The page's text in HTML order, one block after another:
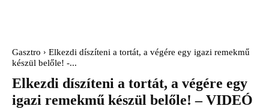
Gasztro
Elkezdi díszíteni a tortát, a végére egy igazi remekmű
készül belőle! -...
Elkezdi díszíteni a tortát, a végére egy
igazi remekmű készül belőle! – VIDEÓ